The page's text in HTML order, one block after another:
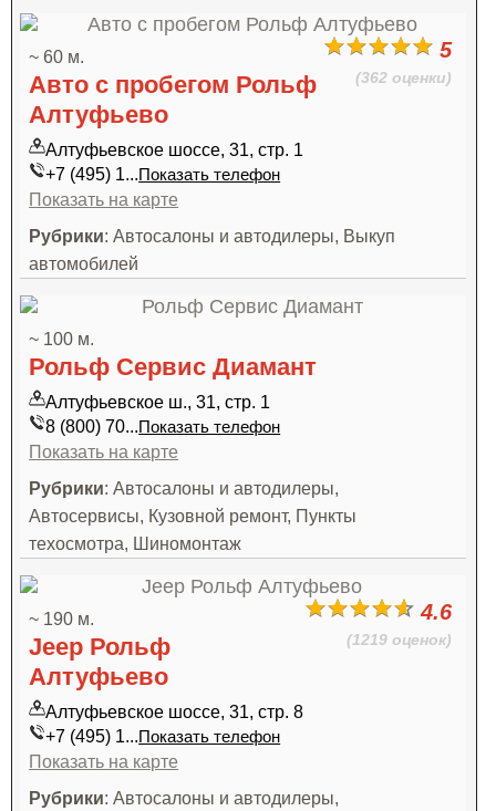
5
(362 оценки)
~ 60 м.
Авто с пробегом Рольф
Алтуфьево
Алтуфьевское шоссе, 31, стр. 1
+7 (495) 1...Показать телефон
Показать на карте
Рубрики: Автосалоны и автодилеры, Выкуп
автомобилей
~ 100 м.
Рольф Сервис Диамант
Алтуфьевское ш., 31, стр. 1
8 (800) 70...Показать телефон
Показать на карте
Рубрики: Автосалоны и автодилеры,
Автосервисы, Кузовной ремонт, Пункты
техосмотра, Шиномонтаж
4.6
(1219 оценок)
~ 190 м.
Jeep Рольф
Алтуфьево
Алтуфьевское шоссе, 31, стр. 8
+7 (495) 1...Показать телефон
Показать на карте
Рубрики: Автосалоны и автодилеры,